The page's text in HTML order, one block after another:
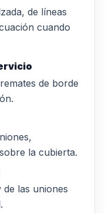
de líneas
cuando
de borde
la cubierta.
las uniones